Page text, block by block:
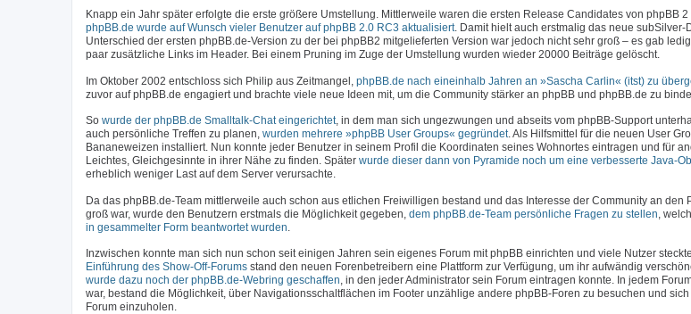
Knapp ein Jahr später erfolgte die erste größere Umstellung. Mittlerweile waren die ersten Release Candidates von phpBB 2
phpBB.de wurde auf Wunsch vieler Benutzer auf phpBB 2.0 RC3 aktualisiert. Damit hielt auch erstmalig das neue
Unterschied der ersten phpBB.de-Version zu der bei phpBB2 mitgelieferten Version war jedoch nicht sehr groß – es gab
paar zusätzliche Links im Header. Bei einem Pruning im Zuge der Umstellung wurden wieder 20000 Beiträge gelöscht.
Im Oktober 2002 entschloss sich Philip aus Zeitmangel, phpBB.de nach eineinhalb Jahren an »Sascha Carlin« (itst) zu
zuvor auf phpBB.de engagiert und brachte viele neue Ideen mit, um die Community stärker an phpBB und phpBB.de zu
So wurde der phpBB.de Smalltalk-Chat eingerichtet, in dem man sich ungezwungen und abseits vom phpBB-Support
auch persönliche Treffen zu planen, wurden mehrere »phpBB User Groups« gegründet. Als Hilfsmittel für die neuen User
Bananeweizen installiert. Nun konnte jeder Benutzer in seinem Profil die Koordinaten seines Wohnortes eintragen und für
Leichtes, Gleichgesinnte in ihrer Nähe zu finden. Später wurde dieser dann von Pyramide noch um eine verbesserte Java-
erheblich weniger Last auf dem Server verursachte.
Da das phpBB.de-Team mittlerweile auch schon aus etlichen Freiwilligen bestand und das Interesse der Community an den
groß war, wurde den Benutzern erstmals die Möglichkeit gegeben, dem phpBB.de-Team persönliche Fragen zu stellen ,
in gesammelter Form beantwortet wurden
Inzwischen konnte man sich nun schon seit einigen Jahren sein eigenes Forum mit phpBB einrichten und viele Nutzer
Einführung des Show-Off-Forums stand den neuen Forenbetreibern eine Plattform zur Verfügung, um ihr aufwändig
wurde dazu noch der phpBB.de-Webring geschaffen, in den jeder Administrator sein Forum eintragen konnte. In jedem
war, bestand die Möglichkeit, über Navigationsschaltflächen im Footer unzählige andere phpBB-Foren zu besuchen und
Forum einzuholen.